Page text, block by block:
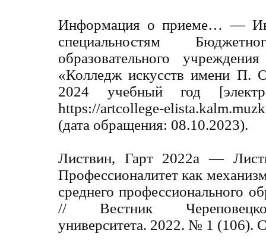
Информация о приеме… —
специальностям
образовательного
«Колледж искусств имени П.
2024 учебный год
https://artcollege-
(дата обращения: 08.10.2023).
Листвин, Гарт 2022а —
Профессионалитет как
среднего профессионального
// Вестник
университета. 2022. № 1 (106).